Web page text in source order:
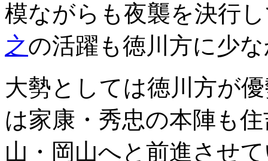
模ながらも夜襲を決行
之の活躍も徳川方に少
大勢としては徳川方が
は家康・秀忠の本陣も
山・岡山へと前進させ